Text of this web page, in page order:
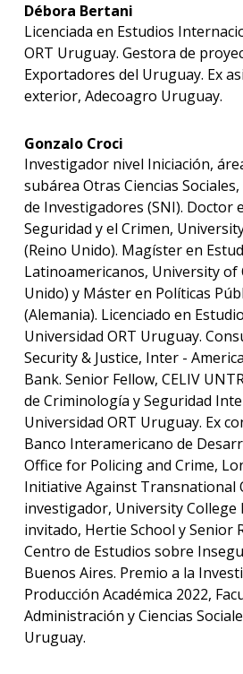
Débora Bertani
Licenciada en Estudios
ORT Uruguay. Gestora de
Exportadores del Uruguay. Ex
exterior, Adecoagro Uruguay.
Gonzalo Croci
Investigador nivel Iniciación,
subárea Otras Ciencias
de Investigadores (SNI). Doctor
Seguridad y el Crimen,
(Reino Unido). Magíster en
Latinoamericanos, University of
Unido) y Máster en Políticas
(Alemania). Licenciado en
Universidad ORT Uruguay.
Security & Justice, Inter -
Bank. Senior Fellow, CELIV
de Criminología y Seguridad
Universidad ORT Uruguay. Ex
Banco Interamericano de
Office for Policing and Crime,
Initiative Against Transnational
investigador, University
invitado, Hertie School y Senior
Centro de Estudios sobre
Buenos Aires. Premio a la
Producción Académica 2022,
Administración y Ciencias
Uruguay.